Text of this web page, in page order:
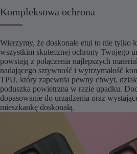
Kompleksowa ochrona
Wierzymy, że doskonałe etui to nie tylko
wszystkim skutecznej ochrony Twojego
powstają z połączenia najlepszych
nadającego sztywność i wytrzymałość
TPU, który zapewnia pewny chwyt,
poduszka powietrzna w razie upadku.
dopasowanie do urządzenia oraz
mieszkankę doskonałą.